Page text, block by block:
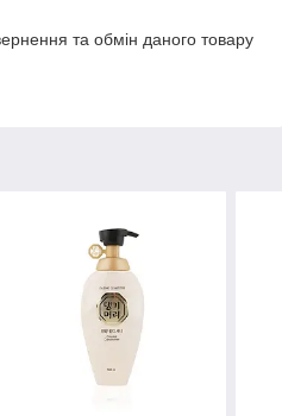
та обмін даного товару